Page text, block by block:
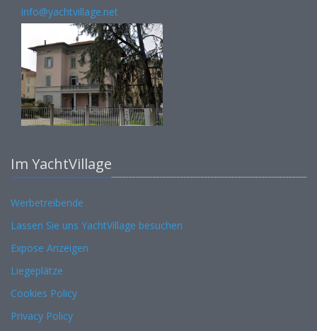
info@yachtvillage.net
Im YachtVillage
Werbetreibende
Lassen Sie uns YachtVillage besuchen
Expose Anzeigen
Liegeplätze
Cookies Policy
Privacy Policy